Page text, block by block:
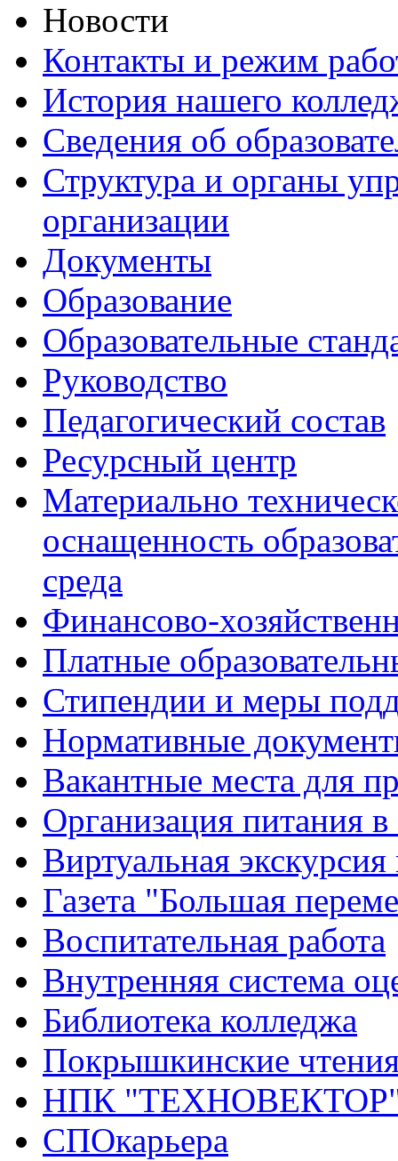
Новости
Контакты и режим
История нашего
Сведения об
Структура и органы
организации
Документы
Образование
Образовательные
Руководство
Педагогический состав
Ресурсный центр
Материально
оснащенность
среда
Финансово-
Платные
Стипендии и меры
Нормативные
Вакантные места для
Организация питания в
Виртуальная
Газета "Большая
Воспитательная работа
Внутренняя система
Библиотека колледжа
Покрышкинские
НПК
СПОкарьера